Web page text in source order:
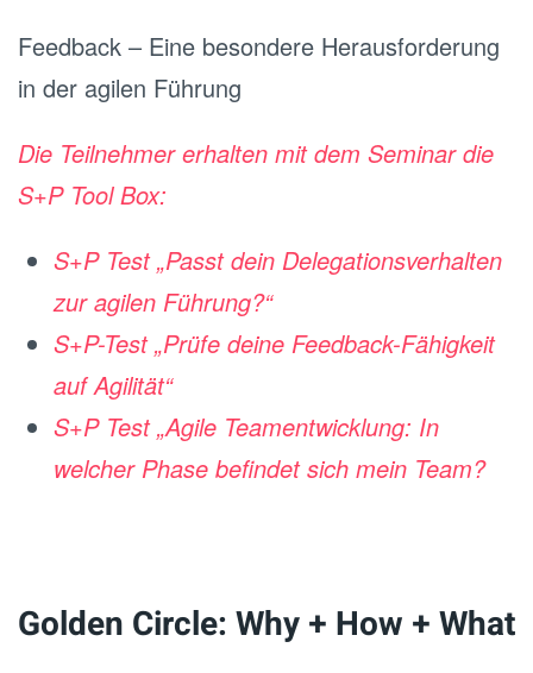
Feedback – Eine besondere Herausforderung
in der agilen Führung
Die Teilnehmer erhalten mit dem Seminar die
S+P Tool Box:
S+P Test „Passt dein Delegationsverhalten
zur agilen Führung?“
S+P-Test „Prüfe deine Feedback-Fähigkeit
auf Agilität“
S+P Test „Agile Teamentwicklung: In
welcher Phase befindet sich mein Team?
Golden Circle: Why + How + What